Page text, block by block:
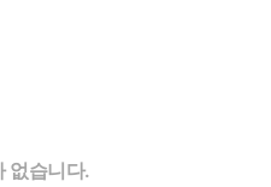
없습니다.